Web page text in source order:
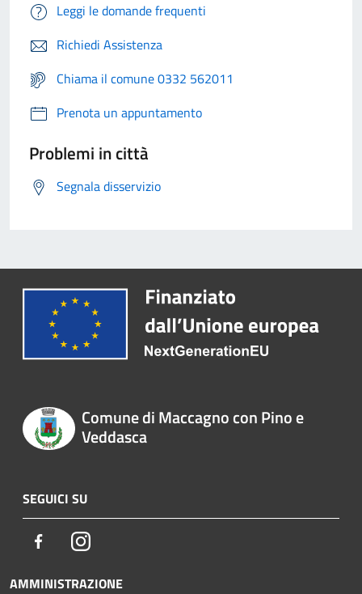
Leggi le domande frequenti
Richiedi Assistenza
Chiama il comune 0332 562011
Prenota un appuntamento
Problemi in città
Segnala disservizio
Comune di Maccagno con Pino e
Veddasca
SEGUICI SU
FacebookInstagram
AMMINISTRAZIONE